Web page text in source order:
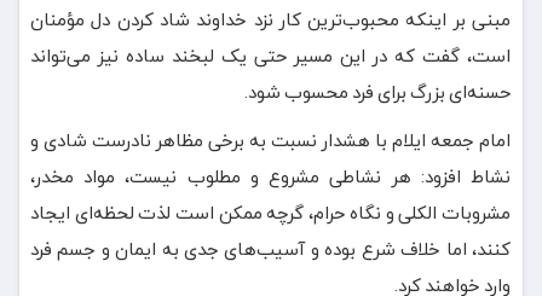
مبنی بر اینکه محبوب‌ترین کار نزد خداوند شاد کردن دل مؤمنان
است، گفت که در این مسیر حتی یک لبخند ساده نیز می‌تواند
حسنه‌ای بزرگ برای فرد محسوب شود.
امام جمعه ایلام با هشدار نسبت به برخی مظاهر نادرست شادی و
نشاط افزود: هر نشاطی مشروع و مطلوب نیست، مواد مخدر،
مشروبات الکلی و نگاه حرام، گرچه ممکن است لذت لحظه‌ای ایجاد
کنند، اما خلاف شرع بوده و آسیب‌های جدی به ایمان و جسم فرد
وارد خواهند کرد.